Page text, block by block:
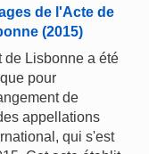
de l'Acte de
(2015)
de Lisbonne a été
pour
de
appellations
qui s'est